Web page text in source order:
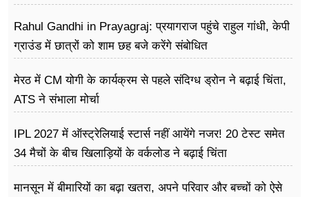
Rahul Gandhi in Prayagraj: प्रयागराज पहुंचे राहुल गांधी, केपी
ग्राउंड में छात्रों को शाम छह बजे करेंगे संबोधित
मेरठ में CM योगी के कार्यक्रम से पहले संदिग्ध ड्रोन ने बढ़ाई चिंता,
ATS ने संभाला मोर्चा
IPL 2027 में ऑस्ट्रेलियाई स्टार्स नहीं आयेंगे नजर! 20 टेस्ट समेत
34 मैचों के बीच खिलाड़ियों के वर्कलोड ने बढ़ाई चिंता
मानसून में बीमारियों का बढ़ा खतरा, अपने परिवार और बच्चों को ऐसे